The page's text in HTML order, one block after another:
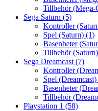
Tillbehör
Sega Saturn (5)
Kontroller
Spel (Saturn) (1)
Basenheter
Tillbehör (Saturn)
Sega Dreamcast (7)
Kontroller
Spel (Dreamcast)
Basenheter
Tillbehör
Playstation 1 (58)